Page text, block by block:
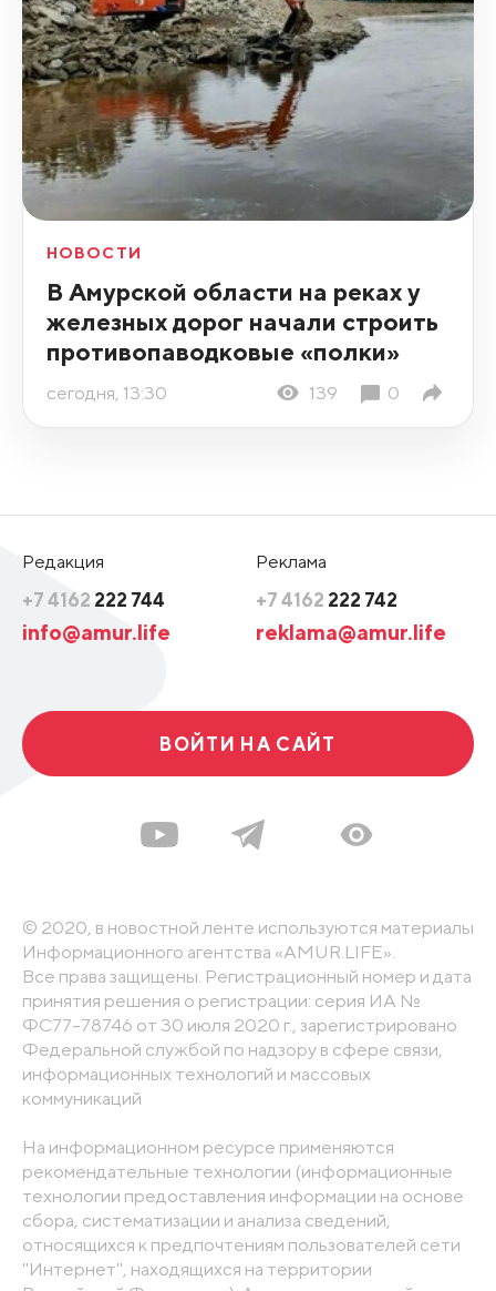
НОВОСТИ
В Амурской области на реках у
железных дорог начали строить
противопаводковые «полки»
сегодня, 13:30 139 0
Редакция
+7 4162 222 744
info@amur.life
Реклама
+7 4162 222 742
reklama@amur.life
ВОЙТИ НА САЙТ
© 2020, в новостной ленте используются материалы
Информационного агентства «AMUR.LIFE».
Все права защищены. Регистрационный номер и дата
принятия решения о регистрации: серия ИА №
ФС77-78746 от 30 июля 2020 г., зарегистрировано
Федеральной службой по надзору в сфере связи,
информационных технологий и массовых
коммуникаций
На информационном ресурсе применяются
рекомендательные технологии (информационные
технологии предоставления информации на основе
сбора, систематизации и анализа сведений,
относящихся к предпочтениям пользователей сети
"Интернет", находящихся на территории